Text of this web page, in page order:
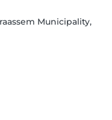
Municipality,